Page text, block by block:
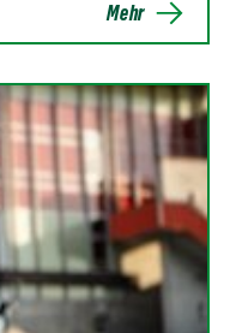
Mehr